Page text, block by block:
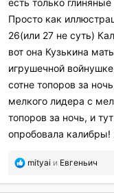
есть только
Просто как
26(или 27 не суть)
вот она Кузькина
игрушечной
сотне топоров за
мелкого лидера с
топоров за ночь, и
опробовала калибры!
П
б
mityai и Евгеньич